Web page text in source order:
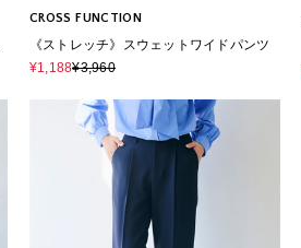
CROSS FUNCTION
《ストレッチ》スウェットワイドパンツ
¥1,188¥3,960